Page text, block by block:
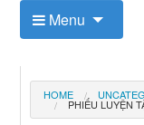
Kho tài
Menu
HOME
PHIẾU LUYỆN